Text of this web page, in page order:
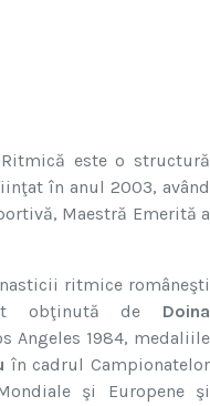
este o structură
în anul 2003, având
Maestră Emerită a
ritmice româneşti
obţinută de Doina
Angeles 1984, medaliile
în cadrul Campionatelor
şi Europene şi